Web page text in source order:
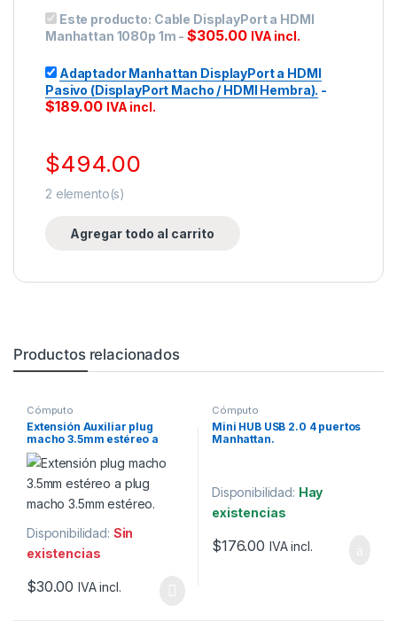
Este producto: Cable DisplayPort a HDMI
Manhattan 1080p 1m -$305.00 IVA incl.
Adaptador Manhattan DisplayPort a HDMI
Pasivo (DisplayPort Macho / HDMI Hembra). -
$189.00 IVA incl.
$494.00
2 elemento(s)
Agregar todo al carrito
Productos relacionados
Cómputo
Extensión Auxiliar plug
macho 3.5mm estéreo a
plug macho 3.5mm estéreo,
6m
Disponibilidad: Sin
existencias
$30.00 IVA incl.
Cómputo
Mini HUB USB 2.0 4 puertos
Manhattan.
Disponibilidad: Hay
existencias
$176.00 IVA incl.